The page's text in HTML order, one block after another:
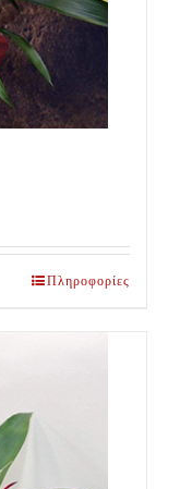
Πληροφορίες